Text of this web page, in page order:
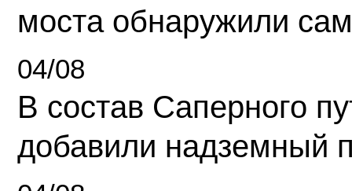
моста обнаружили
04/08
В состав Саперного
добавили надземный